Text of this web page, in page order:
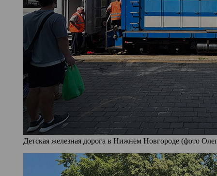
Детская железная дорога в Нижнем Новгороде (фото